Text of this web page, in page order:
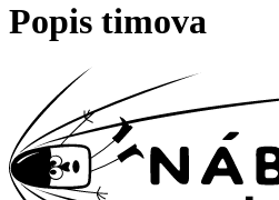
Popis timova